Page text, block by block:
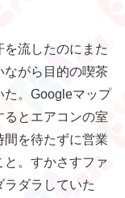
流したのにまた
ながら目的の喫茶
た。Googleマップ
るとエアコンの室
を待たずに営業
。すかさすファ
ラダラしていた